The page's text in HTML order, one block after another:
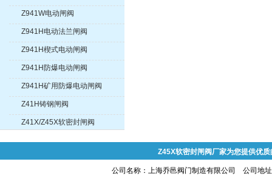
Z941W电动闸阀
Z941H电动法兰闸阀
Z941H楔式电动闸阀
Z941H防爆电动闸阀
Z941H矿用防爆电动闸阀
Z41H铸钢闸阀
Z41X/Z45X软密封闸阀
Z45X软密封闸阀厂家为您提供优
公司名称：上海乔邑阀门制造有限公司 公司地